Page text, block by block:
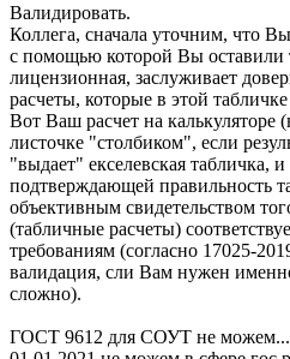
Валидировать.
Коллега, сначала уточним, что
с помощью которой Вы оставили
лицензионная, заслуживает
расчеты, которые в этой
Вот Ваш расчет на калькуляторе
листочке "столбиком", если
"выдает" екселевская табличка, и
подтверждающей правильность
объективным свидетельством
(табличные расчеты)
требованиям (согласно 17025-
валидация, сли Вам нужен
сложно).
ГОСТ 9612 для СОУТ не можем...